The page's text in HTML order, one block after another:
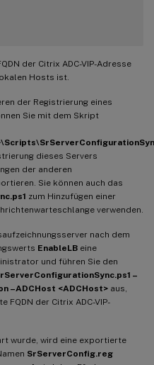
der Citrix ADC-VIP-Adresse
Hosts ist.
der Registrierung eines
Sie mit dem Skript
dieses Servers
der anderen
Sie können auch das
zum Hinzufügen einer
verwenden.
nach dem
EnableLB eine
und führen Sie den
–
–ADCHost <ADCHost> aus,
FQDN der Citrix ADC-VIP-
wurde, wird eine exportierte
SrServerConfig.reg